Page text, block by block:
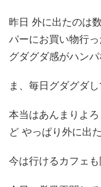
昨日 外に出たのは
パーにお買い物行
グダグダ感がハンパ
ま、毎日グダグダ
本当はあんまりよ
ど やっぱり外に出た
今は行けるカフェも